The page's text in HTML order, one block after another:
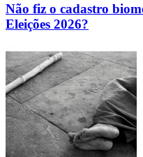
Não fiz o cadastro
Eleições 2026?